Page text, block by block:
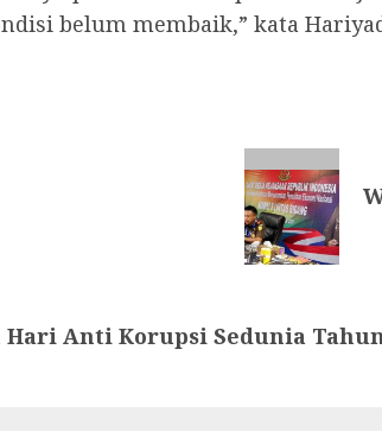
belum membaik,” kata
Anti Korupsi Sedunia Tahun